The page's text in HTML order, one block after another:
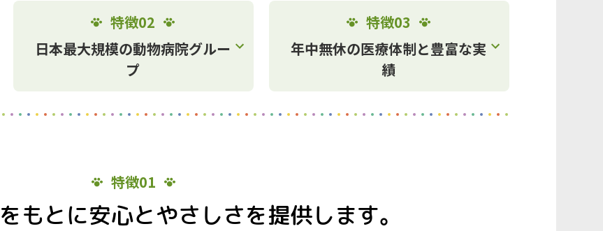
特徴02
日本最大規模の動物病院グルー
プ
特徴03
年中無休の医療体制と豊富な実
績
特徴01
もとに安心とやさしさを提供します。